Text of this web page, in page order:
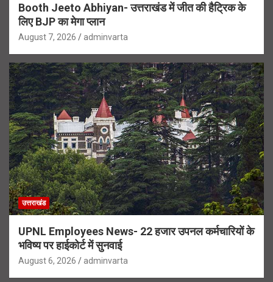
Booth Jeeto Abhiyan- उत्तराखंड में जीत की हैट्रिक के
लिए BJP का मेगा प्लान
August 7, 2026 adminvarta
उत्तराखंड
UPNL Employees News- 22 हजार उपनल कर्मचारियों के
भविष्य पर हाईकोर्ट में सुनवाई
August 6, 2026 adminvarta